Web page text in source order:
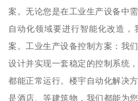
案。无论您是在工业生产设备中
自动化领域要进行智能化改造
案。工业生产设备控制方案：我
设计并实现一套稳定的控制系统
都能正常运行。楼宇自动化解决
是酒店、等建筑物，我们都能为